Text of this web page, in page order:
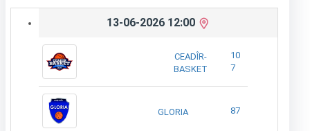
13-06-2026 12:00
CEADÎR-
BASKET
10
7
GLORIA 87